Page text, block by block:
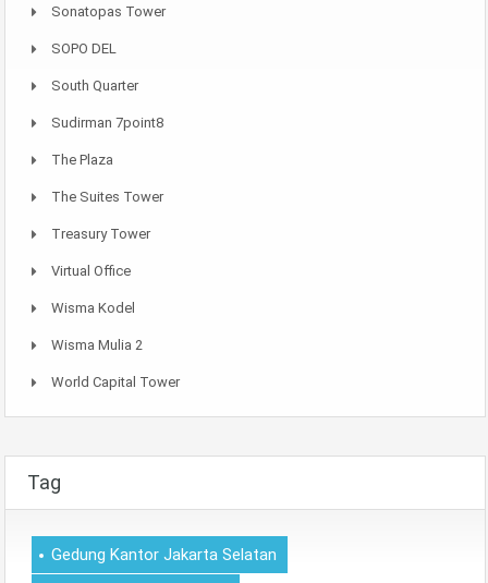
Sonatopas Tower
SOPO DEL
South Quarter
Sudirman 7point8
The Plaza
The Suites Tower
Treasury Tower
Virtual Office
Wisma Kodel
Wisma Mulia 2
World Capital Tower
Tag
Gedung Kantor Jakarta Selatan